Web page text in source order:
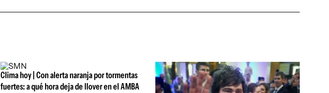
Clima hoy | Con alerta naranja por tormentas
fuertes: a qué hora deja de llover en el AMBA